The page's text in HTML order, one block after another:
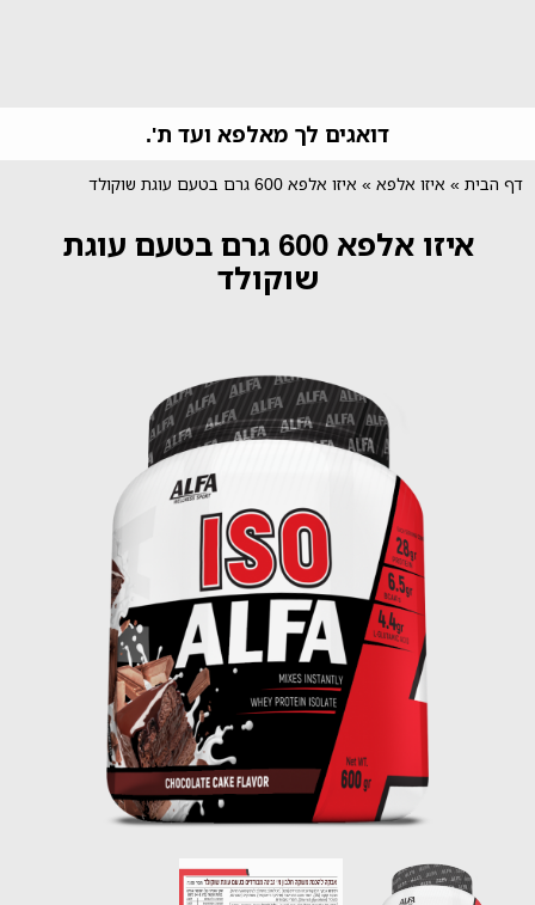
דואגים לך מאלפא ועד ת'.
דף הבית » איזו אלפא » איזו אלפא 600 גרם בטעם עוגת שוקולד
איזו אלפא 600 גרם בטעם עוגת
שוקולד